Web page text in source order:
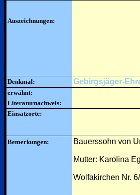
Auszeichnungen:
Denkmal: Gebirgsjäger-
erwähnt:
Literaturnachweis:
Einsatzorte:
Bemerkungen: Bauerssohn von
Mutter: Karolina
Wolfakirchen Nr.